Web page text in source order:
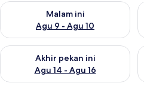
Malam ini
Agu 9 - Agu 10
Periksa ketersediaan untuk
Akhir pekan ini
Agu 14 - Agu 16
Periksa ketersediaan untuk akhir